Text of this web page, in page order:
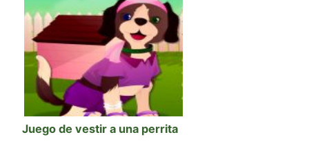
Juego de vestir a una perrita